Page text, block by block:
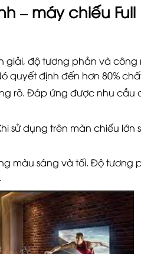
– máy chiếu Full
độ tương phản và công
quyết định đến hơn 80%
rõ. Đáp ứng được nhu cầu
dụng trên màn chiếu lớn
màu sáng và tối. Độ tương